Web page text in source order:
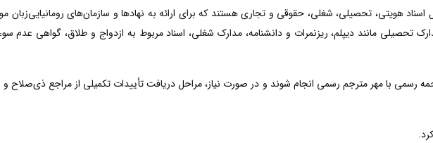
هویتی، تحصیلی، شغلی، حقوقی و تجاری هستند که برای ارائه به نهادها و سازمان‌های رومانیایی‌زبان
تحصیلی مانند دیپلم، ریزنمرات و دانشنامه، مدارک شغلی، اسناد مربوط به ازدواج و طلاق، گواهی عدم
با مهر مترجم رسمی انجام شوند و در صورت نیاز، مراحل دریافت تأییدات تکمیلی از مراجع ذی‌صلاح